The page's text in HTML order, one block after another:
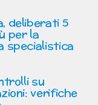
deliberati 5
per la
specialistica
su
verifiche